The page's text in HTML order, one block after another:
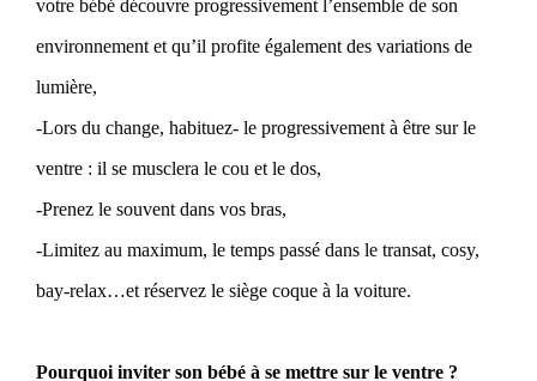
votre bébé découvre progressivement l’ensemble de son
environnement et qu’il profite également des variations de
lumière,
-Lors du change, habituez- le progressivement à être sur le
ventre : il se musclera le cou et le dos,
-Prenez le souvent dans vos bras,
-Limitez au maximum, le temps passé dans le transat, cosy,
bay-relax…et réservez le siège coque à la voiture.
Pourquoi inviter son bébé à se mettre sur le ventre ?